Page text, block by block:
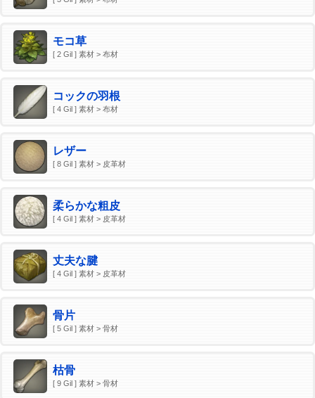
モコ草
[ 2 Gil ] 素材 > 布材
コックの羽根
[ 4 Gil ] 素材 > 布材
レザー
[ 8 Gil ] 素材 > 皮革材
柔らかな粗皮
[ 4 Gil ] 素材 > 皮革材
丈夫な腱
[ 4 Gil ] 素材 > 皮革材
骨片
[ 5 Gil ] 素材 > 骨材
枯骨
[ 9 Gil ] 素材 > 骨材